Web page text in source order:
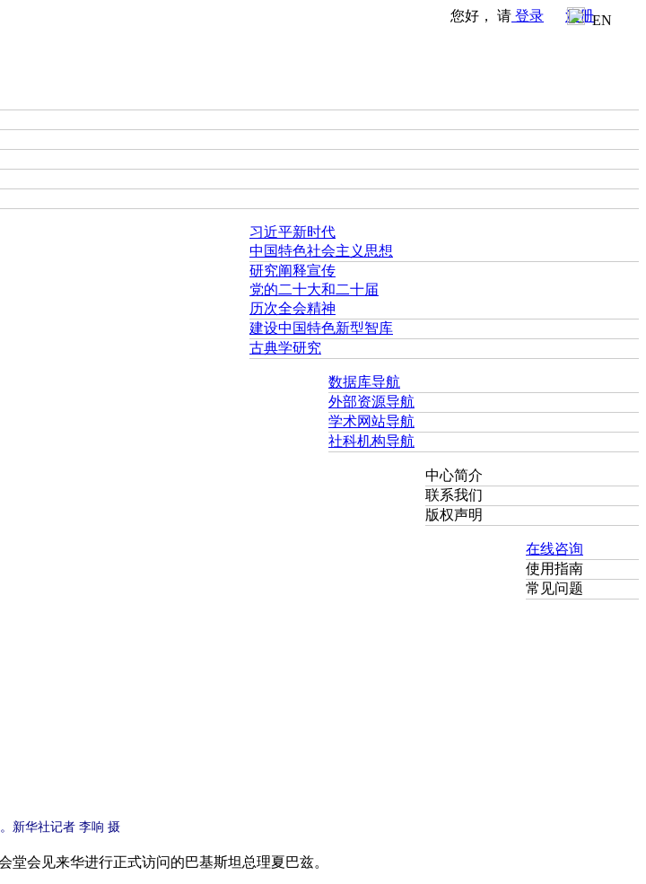
您好， 请 登录 注册EN
习近平新时代
中国特色社会主义思想
研究阐释宣传
党的二十大和二十届
历次全会精神
建设中国特色新型智库
古典学研究
数据库导航
外部资源导航
学术网站导航
社科机构导航
中心简介
联系我们
版权声明
在线咨询
使用指南
常见问题
新华社记者 李响 摄
会见来华进行正式访问的巴基斯坦总理夏巴兹。